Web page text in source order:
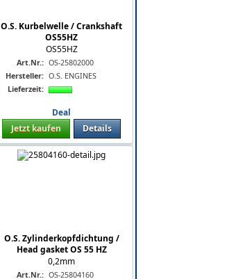
O.S. Kurbelwelle / Crankshaft
OS55HZ
OS55HZ
Art.Nr.: OS-25802000
Hersteller: O.S. ENGINES
Lieferzeit:
Deal
Jetzt kaufen
Details
O.S. Zylinderkopfdichtung /
Head gasket OS 55 HZ
0,2mm
Art.Nr.: OS-25804160